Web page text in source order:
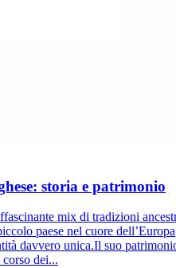
storia e patrimonio
mix di tradizioni
paese nel cuore dell’Europa
davvero unica.Il suo
dei...